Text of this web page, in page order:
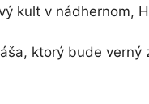
kult v nádhernom,
ktorý bude